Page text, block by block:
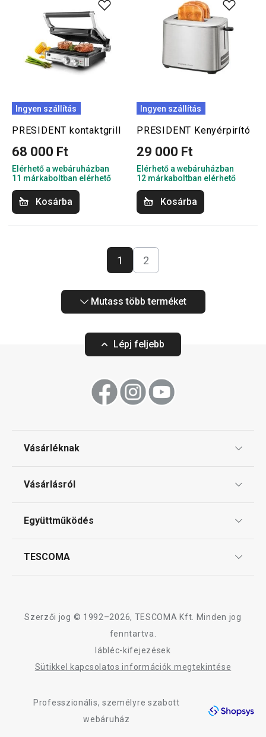
Ingyen szállítás
PRESIDENT kontaktgrill
68 000 Ft
Elérhető a webáruházban
11 márkaboltban elérhető
Kosárba
Ingyen szállítás
PRESIDENT Kenyérpirító
29 000 Ft
Elérhető a webáruházban
12 márkaboltban elérhető
Kosárba
1 2
Mutass több terméket
Lépj feljebb
Vásárléknak
Gyakori kérdések
Vásárlásról
Reklamáció és termékvisszaküldés
Együttműködés
TESCOMA
Adatkezelési Tájékoztató
Szerzői jog © 1992–2026, TESCOMA Kft. Minden jog
fenntartva.
lábléc-kifejezések
Sütikkel kapcsolatos információk megtekintése
Professzionális, személyre szabott
webáruház